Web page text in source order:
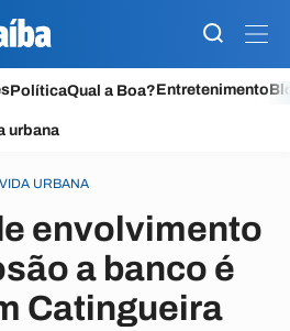
PolíticaQual a Boa?Entretenimento
urbana
VIDA URBANA
envolvimento
a banco é
Catingueira